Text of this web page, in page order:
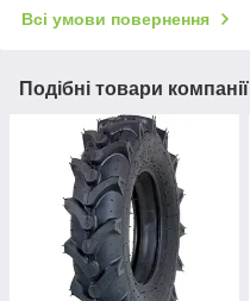
Всі умови повернення
Подібні товари компанії